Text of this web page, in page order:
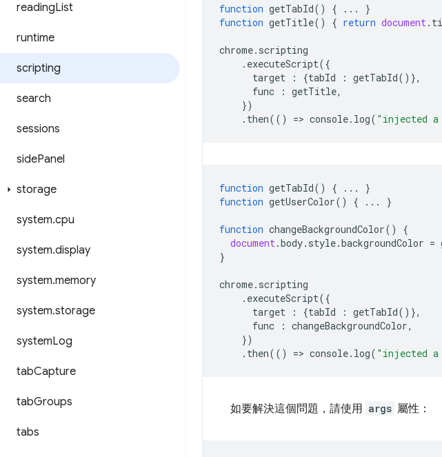
readingList
runtime
scripting
search
sessions
sidePanel
storage
system.cpu
system.display
system.memory
system.storage
systemLog
tabCapture
tabGroups
tabs
function getTabId() { ...
}
function getTitle() { return document.
chrome. scripting
. executeScript({
target
: {tabId : getTabId()},
func
: getTitle,
})
. then(() => console. log( "injected a
function getTabId() { ...
}
function getUserColor() { ... }
function changeBackgroundColor()
{
document.body. style.backgroundColor =
}
chrome. scripting
. executeScript({
target
: {tabId : getTabId()},
func
: changeBackgroundColor,
})
. then(() => console. log( "injected a
如要解決這個問題，請使用 args 屬性：